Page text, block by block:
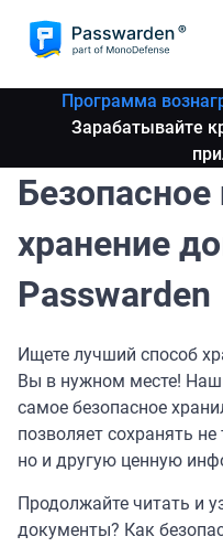
Программа
Зарабатывайте
хранение
Passwarden
Ищете лучший способ
Вы в нужном месте!
самое безопасное
позволяет сохранять
но и другую ценную
Продолжайте читать и
документы? Как